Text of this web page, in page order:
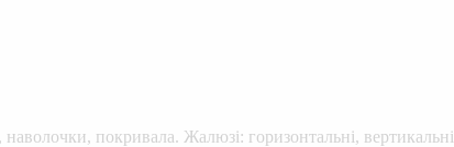
покривала. Жалюзі: горизонтальні, вертикальні